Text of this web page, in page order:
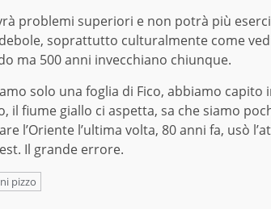
problemi superiori e non potrà più
soprattutto culturalmente come
ma 500 anni invecchiano chiunque.
solo una foglia di Fico, abbiamo
il fiume giallo ci aspetta, sa che siamo
l’Oriente l’ultima volta, 80 anni fa, usò
Il grande errore.
pizzo